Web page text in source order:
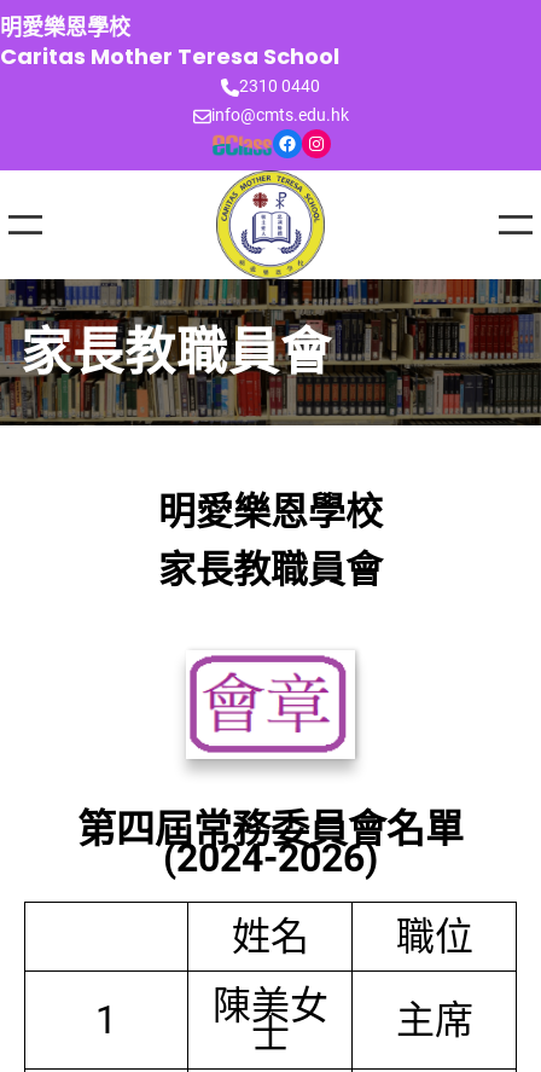
跳
至
主
明愛樂恩學校
Caritas Mother Teresa School
2310 0440
info@cmts.edu.hk
Facebook Instagram
家長教職員會
明愛樂恩學校
家長教職員會
第四屆常務委員會名單
(2024-2026)
姓名
職位
1
陳美女
士 主席